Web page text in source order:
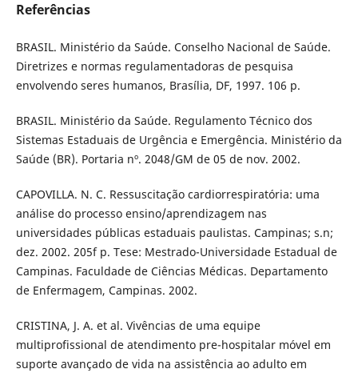
Referências
BRASIL. Ministério da Saúde. Conselho Nacional de Saúde.
Diretrizes e normas regulamentadoras de pesquisa
envolvendo seres humanos, Brasília, DF, 1997. 106 p.
BRASIL. Ministério da Saúde. Regulamento Técnico dos
Sistemas Estaduais de Urgência e Emergência. Ministério da
Saúde (BR). Portaria nº. 2048/GM de 05 de nov. 2002.
CAPOVILLA. N. C. Ressuscitação cardiorrespiratória: uma
análise do processo ensino/aprendizagem nas
universidades públicas estaduais paulistas. Campinas; s.n;
dez. 2002. 205f p. Tese: Mestrado-Universidade Estadual de
Campinas. Faculdade de Ciências Médicas. Departamento
de Enfermagem, Campinas. 2002.
CRISTINA, J. A. et al. Vivências de uma equipe
multiprofissional de atendimento pre-hospitalar móvel em
suporte avançado de vida na assistência ao adulto em